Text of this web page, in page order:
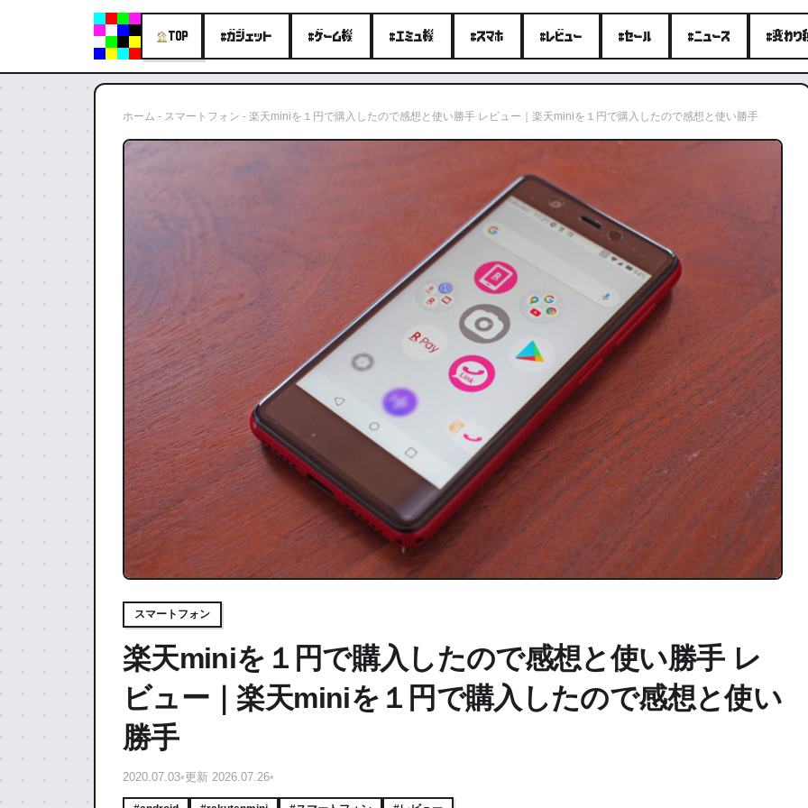
TOP #ガジェット #ゲーム機 #エミュ機 #スマホ #レビュー #セール #ニュース #変わり
ホーム - スマートフォン - 楽天miniを１円で購入したので感想と使い勝手 レビュー｜楽天miniを１円で購入したので感想と使い勝手
スマートフォン
楽天miniを１円で購入したので感想と使い勝手 レ
ビュー｜楽天miniを１円で購入したので感想と使い
勝手
2020.07.03• 更新 2026.07.26•